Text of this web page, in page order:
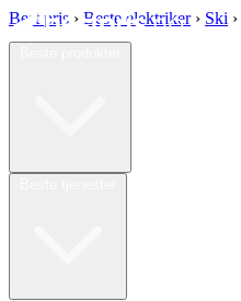
Best pris › Beste elektriker › Ski ›